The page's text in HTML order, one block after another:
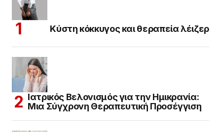
Κύστη κόκκυγος και θεραπεία λέιζερ
Ιατρικός Βελονισμός για την Ημικρανία:
Μια Σύγχρονη Θεραπευτική Προσέγγιση